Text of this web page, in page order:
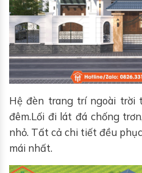
Hệ đèn trang trí ngoài
đêm.Lối đi lát đá chống
nhỏ. Tất cả chi tiết đều
mái nhất.